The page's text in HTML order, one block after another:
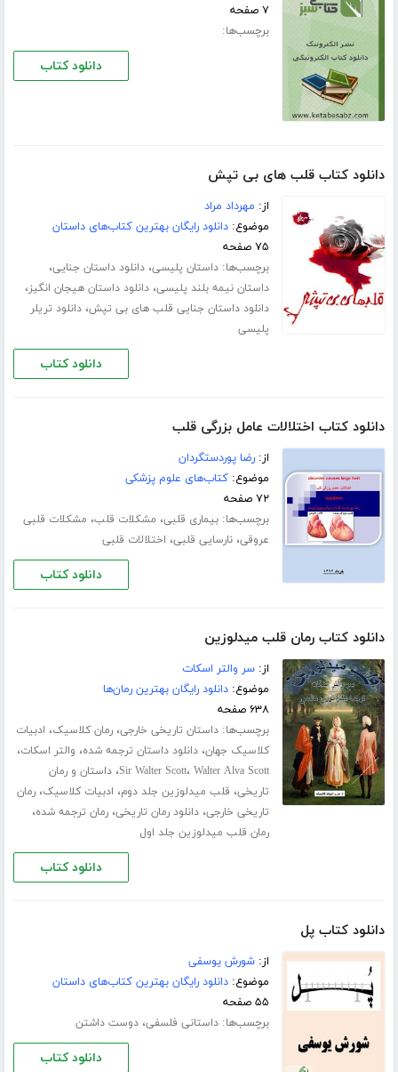
۷ صفحه
برچسب‌ها:
دانلود کتاب
دانلود کتاب قلب های بی تپش
از: مهرداد مراد
موضوع:دانلود رایگان بهترین کتاب‌های داستان
۷۵ صفحه
برچسب‌ها:داستان پلیسی،دانلود داستان جنایی،
داستان نیمه بلند پلیسی،دانلود داستان هیجان انگیز،
دانلود داستان جنایی قلب های بی تپش،دانلود تریلر
پلیسی
دانلود کتاب
دانلود کتاب اختلالات عامل بزرگی قلب
از:رضا پوردستگردان
موضوع:کتاب‌های علوم پزشکی
۷۲ صفحه
برچسب‌ها:بیماری قلبی، مشکلات قلب، مشکلات قلبی
عروقی،نارسایی قلبی، اختلالات قلبی
دانلود کتاب
دانلود کتاب رمان قلب میدلوزین
از:سر والتر اسکات
موضوع:دانلود رایگان بهترین رمان‌ها
۶۳۸ صفحه
برچسب‌ها:داستان تاریخی خارجی،رمان کلاسیک، ادبیات
کلاسیک جهان،دانلود داستان ترجمه شده، والتر اسکات،
Sir Walter Scott، Walter Alva Scott ،داستان و رمان
تاریخی، قلب میدلوزین جلد دوم، ادبیات کلاسیک،رمان
تاریخی خارجی،دانلود رمان تاریخی،رمان ترجمه شده،
رمان قلب میدلوزین جلد اول
دانلود کتاب
دانلود کتاب پل
از:شورش یوسفی
موضوع:دانلود رایگان بهترین کتاب‌های داستان
۵۵ صفحه
برچسب‌ها:داستانی فلسفی،دوست داشتن
دانلود کتاب